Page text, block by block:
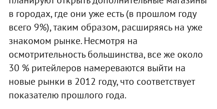
в городах, где они уже есть (в прошлом году
всего 9%), таким образом, расширяясь на уже
знакомом рынке. Несмотря на
осмотрительность большинства, все же около
30 % ритейлеров намереваются выйти на
новые рынки в 2012 году, что соответствует
показателю прошлого года.